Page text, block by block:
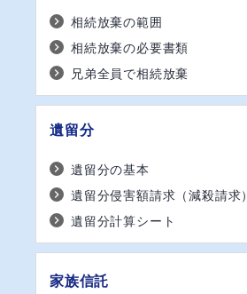
相続放棄の範囲
相続放棄の必要書類
兄弟全員で相続放棄
遺留分
遺留分の基本
遺留分侵害額請求（減殺請求）
遺留分計算シート
家族信託